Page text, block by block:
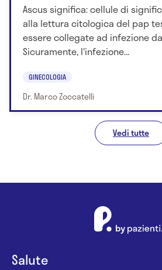
Ascus significa: cellule di
alla lettura citologica del pap
essere collegate ad infezione
Sicuramente, l'infezione...
GINECOLOGIA
Dr. Marco Zoccatelli
Vedi tutte
Salute